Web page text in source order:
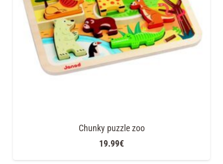
Chunky puzzle zoo
19.99€